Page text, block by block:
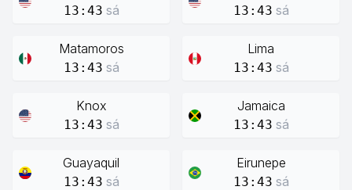
13:43 sá 13:43 sá
Matamoros
13:43 sá
Lima
13:43 sá
Knox
13:43 sá
Jamaica
13:43 sá
Guayaquil
13:43 sá
Eirunepe
13:43 sá